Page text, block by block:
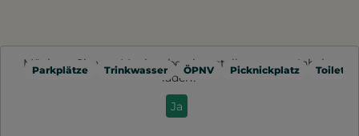
Parkplätze Trinkwasser ÖPNV Picknickplatz
Möchten Sie von Mapbox
bereitgestellte externe Inhalte
laden?
Ja